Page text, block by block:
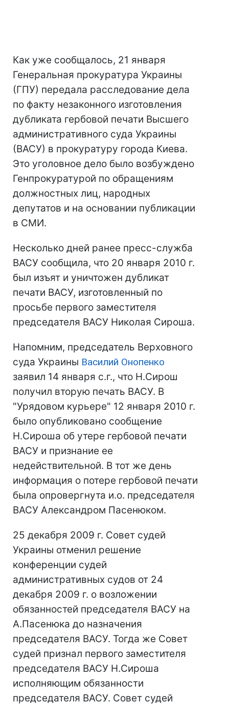
Как уже сообщалось, 21 января
Генеральная прокуратура Украины
(ГПУ) передала расследование дела
по факту незаконного изготовления
дубликата гербовой печати Высшего
административного суда Украины
(ВАСУ) в прокуратуру города Киева.
Это уголовное дело было возбуждено
Генпрокуратурой по обращениям
должностных лиц, народных
депутатов и на основании публикации
в СМИ.
Несколько дней ранее пресс-служба
ВАСУ сообщила, что 20 января 2010 г.
был изъят и уничтожен дубликат
печати ВАСУ, изготовленный по
просьбе первого заместителя
председателя ВАСУ Николая Сироша.
Напомним, председатель Верховного
суда Украины Василий Онопенко
заявил 14 января с.г., что Н.Сирош
получил вторую печать ВАСУ. В
"Урядовом курьере" 12 января 2010 г.
было опубликовано сообщение
Н.Сироша об утере гербовой печати
ВАСУ и признание ее
недействительной. В тот же день
информация о потере гербовой печати
была опровергнута и.о. председателя
ВАСУ Александром Пасенюком.
25 декабря 2009 г. Совет судей
Украины отменил решение
конференции судей
административных судов от 24
декабря 2009 г. о возложении
обязанностей председателя ВАСУ на
А.Пасенюка до назначения
председателя ВАСУ. Тогда же Совет
судей признал первого заместителя
председателя ВАСУ Н.Сироша
исполняющим обязанности
председателя ВАСУ. Совет судей